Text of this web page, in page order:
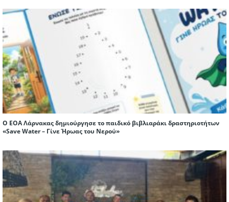
Ο ΕΟΑ Λάρνακας δημιούργησε το παιδικό βιβλιαράκι δραστηριοτήτων
«Save Water – Γίνε Ήρωας του Νερού»